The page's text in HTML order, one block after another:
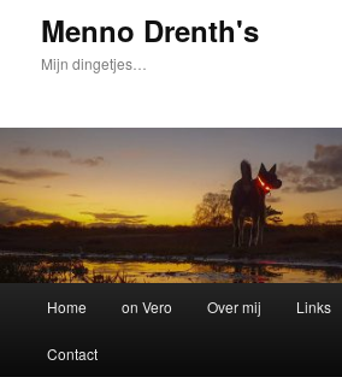
Menno Drenth's
Mijn dingetjes…
Home on Vero Over mij Links
Contact